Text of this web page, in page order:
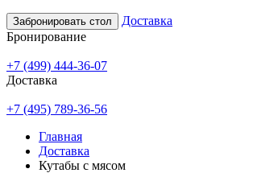
Забронировать стол
Доставка
Бронирование
+7 (499) 444-36-07
Доставка
+7 (495) 789-36-56
Главная
Доставка
Кутабы с мясом